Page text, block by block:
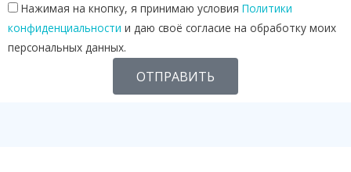
Нажимая на кнопку, я принимаю условия Политики
конфиденциальности и даю своё согласие на обработку моих
персональных данных.
ОТПРАВИТЬ